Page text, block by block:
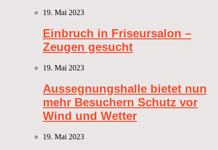
19. Mai 2023
Einbruch in Friseursalon –
Zeugen gesucht
19. Mai 2023
Aussegnungshalle bietet nun
mehr Besuchern Schutz vor
Wind und Wetter
19. Mai 2023